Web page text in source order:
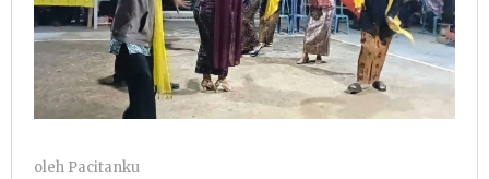
oleh Pacitanku